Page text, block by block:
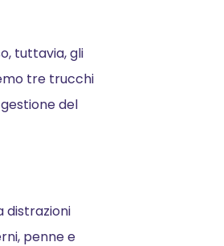
tuttavia, gli
tre trucchi
del
distrazioni
penne e